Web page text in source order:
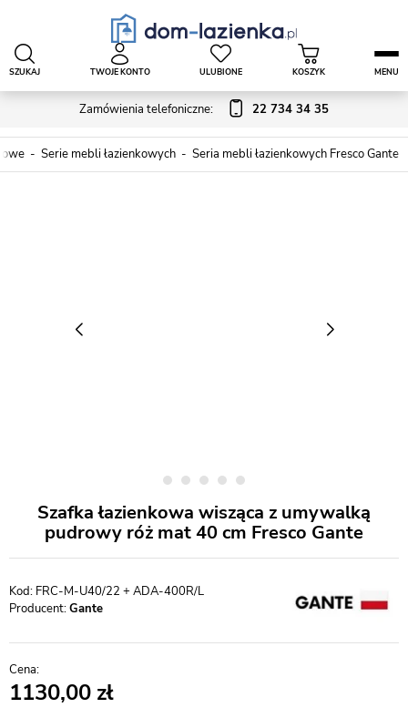
Zamówienia telefoniczne: 22 734 34 35
SZUKAJ TWOJE KONTO ULUBIONE KOSZYK MENU
Serie mebli łazienkowych Seria mebli łazienkowych Fresco Gante
Szafka łazienkowa wisząca z umywalką
pudrowy róż mat 40 cm Fresco Gante
FRC-M-U40/22 + ADA-400R/L
Producent:Gante
1130,00